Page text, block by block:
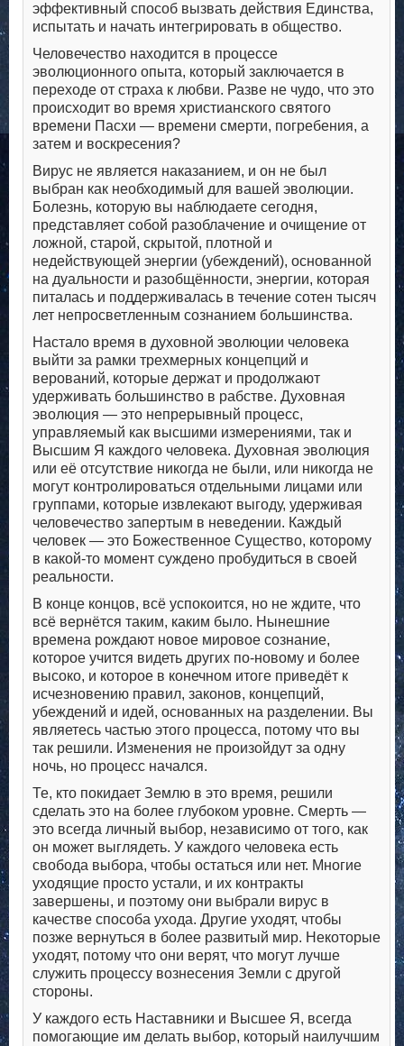
эффективный способ вызвать действия Единства,
испытать и начать интегрировать в общество.
Человечество находится в процессе
эволюционного опыта, который заключается в
переходе от страха к любви. Разве не чудо, что это
происходит во время христианского святого
времени Пасхи — времени смерти, погребения, а
затем и воскресения?
Вирус не является наказанием, и он не был
выбран как необходимый для вашей эволюции.
Болезнь, которую вы наблюдаете сегодня,
представляет собой разоблачение и очищение от
ложной, старой, скрытой, плотной и
недействующей энергии (убеждений), основанной
на дуальности и разобщённости, энергии, которая
питалась и поддерживалась в течение сотен тысяч
лет непросветленным сознанием большинства.
Настало время в духовной эволюции человека
выйти за рамки трехмерных концепций и
верований, которые держат и продолжают
удерживать большинство в рабстве. Духовная
эволюция — это непрерывный процесс,
управляемый как высшими измерениями, так и
Высшим Я каждого человека. Духовная эволюция
или её отсутствие никогда не были, или никогда не
могут контролироваться отдельными лицами или
группами, которые извлекают выгоду, удерживая
человечество запертым в неведении. Каждый
человек — это Божественное Существо, которому
в какой-то момент суждено пробудиться в своей
реальности.
В конце концов, всё успокоится, но не ждите, что
всё вернётся таким, каким было. Нынешние
времена рождают новое мировое сознание,
которое учится видеть других по-новому и более
высоко, и которое в конечном итоге приведёт к
исчезновению правил, законов, концепций,
убеждений и идей, основанных на разделении. Вы
являетесь частью этого процесса, потому что вы
так решили. Изменения не произойдут за одну
ночь, но процесс начался.
Те, кто покидает Землю в это время, решили
сделать это на более глубоком уровне. Смерть —
это всегда личный выбор, независимо от того, как
он может выглядеть. У каждого человека есть
свобода выбора, чтобы остаться или нет. Многие
уходящие просто устали, и их контракты
завершены, и поэтому они выбрали вирус в
качестве способа ухода. Другие уходят, чтобы
позже вернуться в более развитый мир. Некоторые
уходят, потому что они верят, что могут лучше
служить процессу вознесения Земли с другой
стороны.
У каждого есть Наставники и Высшее Я, всегда
помогающие им делать выбор, который наилучшим